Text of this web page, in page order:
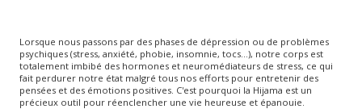
Lorsque nous passons par des phases de dépression ou de problèmes
psychiques (stress, anxiété, phobie, insomnie, tocs...), notre corps est
totalement imbibé des hormones et neuromédiateurs de stress, ce qui
fait perdurer notre état malgré tous nos efforts pour entretenir des
pensées et des émotions positives. C'est pourquoi la Hijama est un
précieux outil pour réenclencher une vie heureuse et épanouie.